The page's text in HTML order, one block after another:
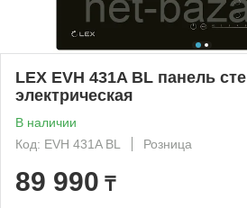
LEX EVH 431A BL панель
электрическая
В наличии
Код: EVH 431A BL
Розница
89 990 ₸